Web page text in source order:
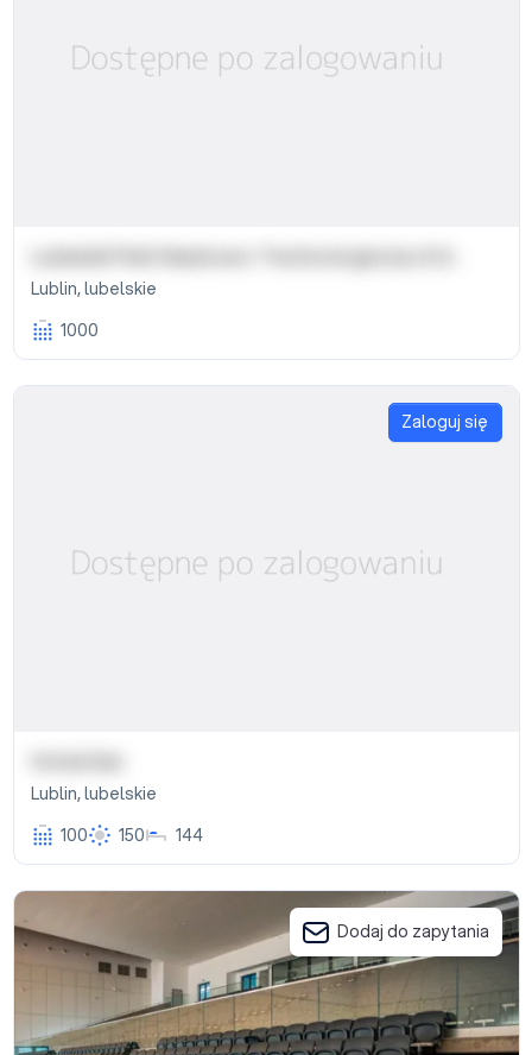
Lubelski Park Naukowo-Technologiczny S.A.
Lublin,lubelskie
1000
Zaloguj się
Lublin,lubelskie
100
150 144
Hala Sportowo-Widowiskowa Uniwersytetu Medycznego w
Dodaj do zapytania